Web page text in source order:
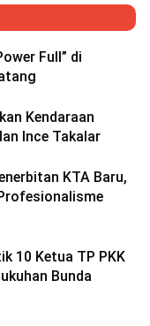
Full” di
Kendaraan
Ince Takalar
KTA Baru,
10 Ketua TP PKK
Bunda